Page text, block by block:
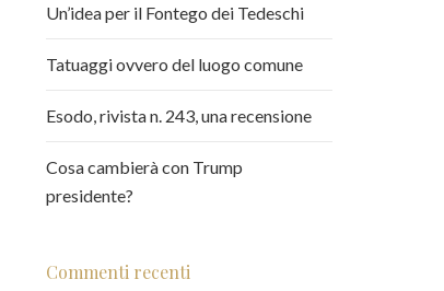
Un’idea per il Fontego dei Tedeschi
Tatuaggi ovvero del luogo comune
Esodo, rivista n. 243, una recensione
Cosa cambierà con Trump
presidente?
Commenti recenti